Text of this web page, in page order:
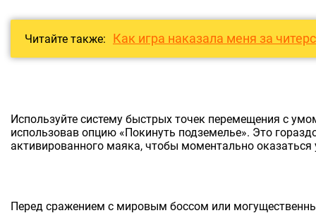
Читайте также: Как игра наказала меня за
Используйте систему быстрых точек перемещения с
использовав опцию «Покинуть подземелье». Это
активированного маяка, чтобы моментально
Перед сражением с мировым боссом или